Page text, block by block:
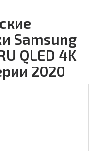
Samsung
QLED 4K
2020